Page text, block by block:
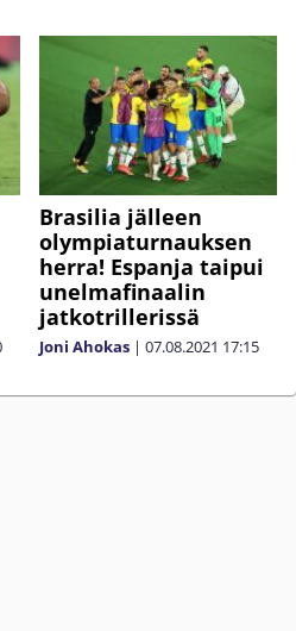
Brasilia jälleen
olympiaturnauksen
herra! Espanja taipui
unelmafinaalin
jatkotrillerissä
Joni Ahokas | 07.08.2021 17:15